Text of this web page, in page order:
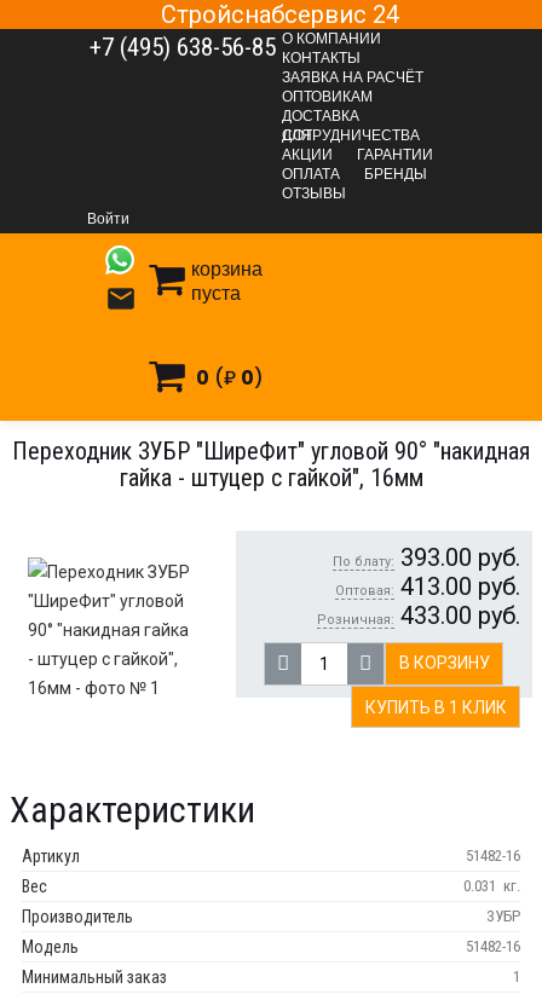
Стройснабсервис 24
+7 (495) 638-56-85 О КОМПАНИИ
КОНТАКТЫ
ЗАЯВКА НА РАСЧЁТ
ОПТОВИКАМ
ДОСТАВКА
ДЛЯ СОТРУДНИЧЕСТВА
АКЦИИ
ГАРАНТИИ
ОПЛАТА
БРЕНДЫ
ОТЗЫВЫ
Войти

корзина
пуста
0 (₽ 0)
Водоснабжение
Трубы и фитинги
Трубы и фитинги PP-R полипропиленовые напорные
Трубы и фитинги PP-R РосТурПласт
Переходник ЗУБР ″ШиреФит″ угловой 90° ″накидная гайка -
штуцер с гайкой″, 16мм
Переходник ЗУБР ″ШиреФит″ угловой 90° ″накидная
гайка - штуцер с гайкой″, 16мм
Характеристики
Артикул 51482-16
Вес кг.
0.031
Производитель ЗУБР
Модель 51482-16
Минимальный заказ 1
По блату: 393.00 руб.
Оптовая: 413.00 руб.
Розничная: 433.00 руб.
В КОРЗИНУ
КУПИТЬ В 1 КЛИК